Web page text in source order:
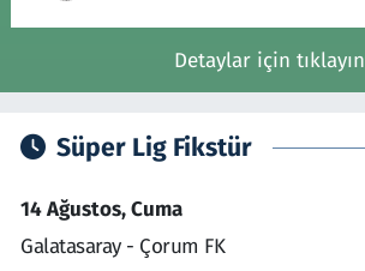
Detaylar için tıklayın
Süper Lig Fikstür
14 Ağustos, Cuma
Galatasaray - Çorum FK